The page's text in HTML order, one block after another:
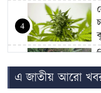
4
5
এ জাতীয় আরো